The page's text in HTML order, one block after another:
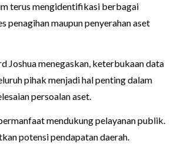
terus mengidentifikasi berbagai
penagihan maupun penyerahan aset
Joshua menegaskan, keterbukaan data
pihak menjadi hal penting dalam
persoalan aset.
mendukung pelayanan publik.
potensi pendapatan daerah.